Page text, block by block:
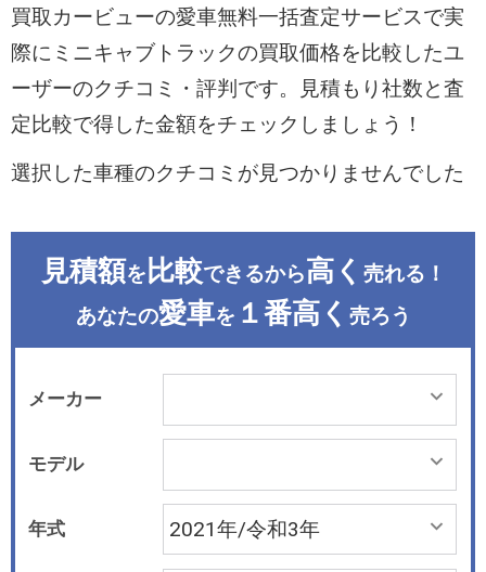
買取カービューの愛車無料一括査定サービスで実
際にミニキャブトラックの買取価格を比較したユ
ーザーのクチコミ・評判です。見積もり社数と査
定比較で得した金額をチェックしましょう！
選択した車種のクチコミが見つかりませんでした
見積額を 比較できるから高く 売れる！
あなたの愛車を １番高く 売ろう
メーカー
モデル
年式